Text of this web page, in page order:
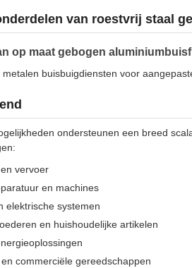
van roestvrij staal
op maat gebogen
buisbuigdiensten voor
ondersteunen een breed
vervoer
en machines
elektrische systemen
en huishoudelijke artikelen
commerciële gereedschappen